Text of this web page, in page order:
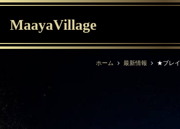
MaayaVillage
ホーム 最新情報 ★ブレ